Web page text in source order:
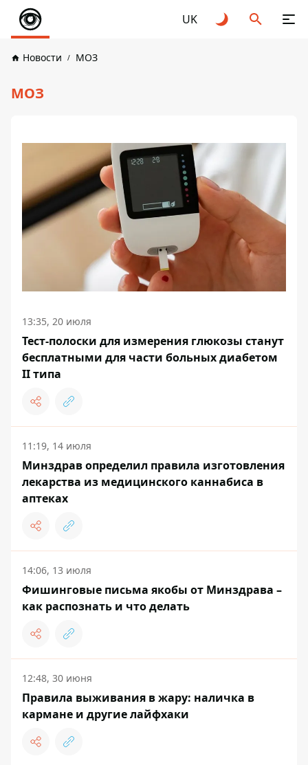
UK
Новости МОЗ
МОЗ
13:35, 20 июля
Тест-полоски для измерения глюкозы станут
бесплатными для части больных диабетом
II типа
11:19, 14 июля
Минздрав определил правила изготовления
лекарства из медицинского каннабиса в
аптеках
14:06, 13 июля
Фишинговые письма якобы от Минздрава –
как распознать и что делать
12:48, 30 июня
Правила выживания в жару: наличка в
кармане и другие лайфхаки